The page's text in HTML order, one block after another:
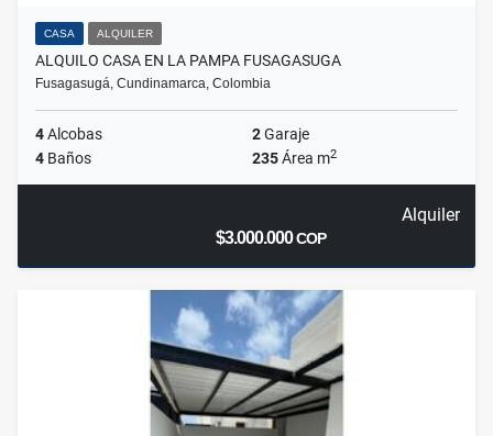
CASA ALQUILER
ALQUILO CASA EN LA PAMPA FUSAGASUGA
Fusagasugá, Cundinamarca, Colombia
4Alcobas 2Garaje
4 Baños 235Área m2
Alquiler
$3.000.000COP